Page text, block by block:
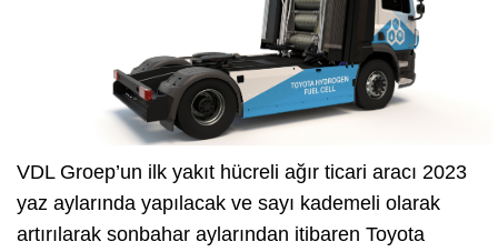
VDL Groep’un ilk yakıt hücreli ağır ticari aracı 2023
yaz aylarında yapılacak ve sayı kademeli olarak
artırılarak sonbahar aylarından itibaren Toyota